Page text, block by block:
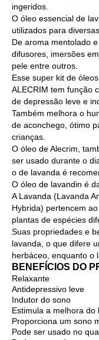
ingeridos.
O óleo essencial de
utilizados para
De aroma mentolado
difusores, imersões
pele entre outros.
Esse super kit de
ALECRIM tem função
de depressão leve e
Também melhora o
de aconchego, ótimo
crianças.
O óleo de Alecrim,
ser usado durante o
o de lavanda é
O óleo de lavandin é
A Lavanda (Lavanda
Hybrida) pertencem
plantas de espécies
Suas propriedades e
lavanda, o que difere
herbáceo, enquanto o
BENEFÍCIOS DO
Relaxante
Antidepressivo leve
Indutor do sono
Estimula a melhora
Proporciona um sono
Pode ser usado no